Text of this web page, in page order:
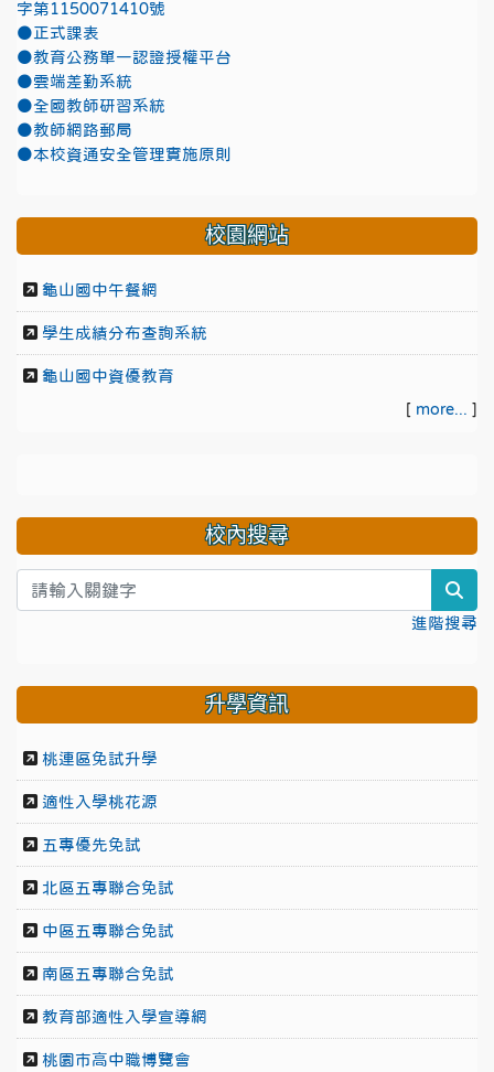
字第1150071410號
●正式課表
●教育公務單一認證授權平台
●雲端差勤系統
●全國教師研習系統
●教師網路郵局
●本校資通安全管理實施原則
校園網站
龜山國中午餐網
學生成績分布查詢系統
龜山國中資優教育
[ more... ]
校內搜尋
進階搜尋
升學資訊
桃連區免試升學
適性入學桃花源
五專優先免試
北區五專聯合免試
中區五專聯合免試
南區五專聯合免試
教育部適性入學宣導網
桃園市高中職博覽會